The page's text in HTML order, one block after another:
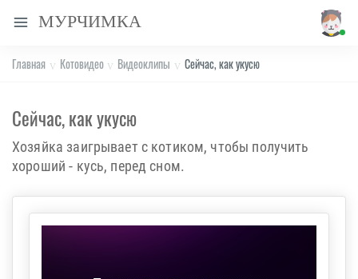
МУРЧИМКА
Главная Котовидео Видеоклипы Сейчас, как укусю
Сейчас, как укусю
Хозяйка заигрывает с котиком, чтобы получить
хороший - кусь, перед сном.